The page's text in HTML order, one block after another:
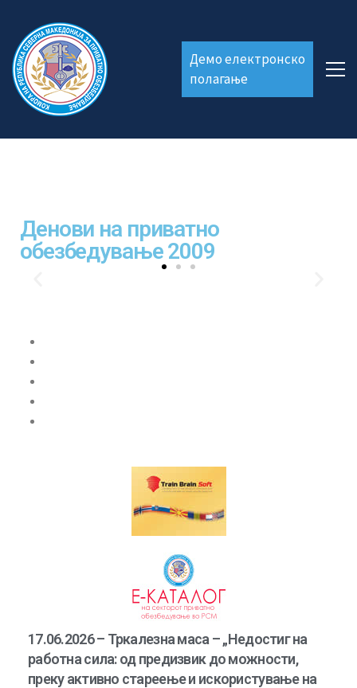
Демо електронско
полагање
Денови на приватно
обезбедување 2009
17.06.2026 – Тркалезна маса – „Недостиг на
работна сила: од предизвик до можности,
преку активно стареење и искористување на